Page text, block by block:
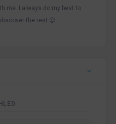
me. I always do my best to
the rest 😉